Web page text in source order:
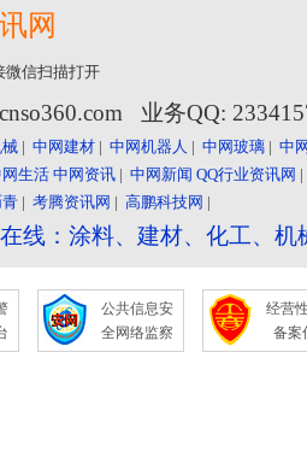
网
微信扫描打开
业务QQ:
| 中网建材 | 中网机器人 | 中网玻璃 | 中
生活 中网资讯 | 中网新闻 QQ行业资讯网
| 考腾资讯网 | 高鹏科技网 |
线：涂料、建材、化工、
公共信息安
全网络监察
经营
备案